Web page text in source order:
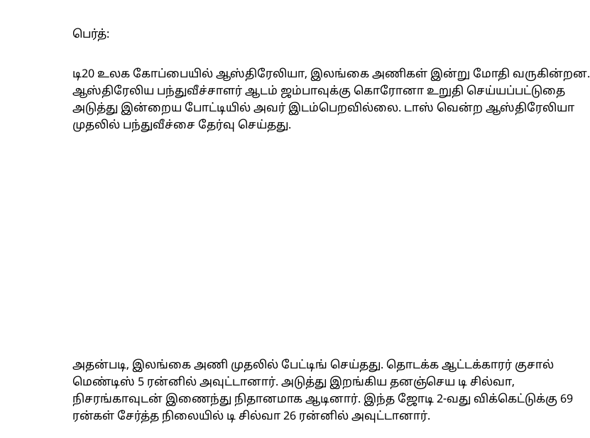
பெர்த்:
டி20 உலக கோப்பையில் ஆஸ்திரேலியா, இலங்கை அணிகள் இன்று மோதி வருகின்றன.
ஆஸ்திரேலிய பந்துவீச்சாளர் ஆடம் ஜம்பாவுக்கு கொரோனா உறுதி செய்யப்பட்டுதை
அடுத்து இன்றைய போட்டியில் அவர் இடம்பெறவில்லை. டாஸ் வென்ற ஆஸ்திரேலியா
முதலில் பந்துவீச்சை தேர்வு செய்தது.
அதன்படி, இலங்கை அணி முதலில் பேட்டிங் செய்தது. தொடக்க ஆட்டக்காரர் குசால்
மெண்டிஸ் 5 ரன்னில் அவுட்டானார். அடுத்து இறங்கிய தனஞ்செய டி சில்வா,
நிசரங்காவுடன் இணைந்து நிதானமாக ஆடினார். இந்த ஜோடி 2-வது விக்கெட்டுக்கு 69
ரன்கள் சேர்த்த நிலையில் டி சில்வா 26 ரன்னில் அவுட்டானார்.